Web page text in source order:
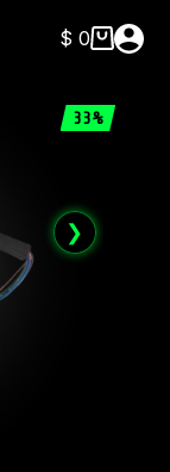
Carro
$ 0
33%
❯